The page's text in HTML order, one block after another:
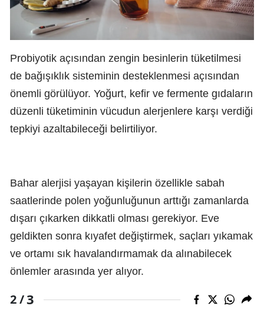
Probiyotik açısından zengin besinlerin tüketilmesi
de bağışıklık sisteminin desteklenmesi açısından
önemli görülüyor. Yoğurt, kefir ve fermente gıdaların
düzenli tüketiminin vücudun alerjenlere karşı verdiği
tepkiyi azaltabileceği belirtiliyor.
Bahar alerjisi yaşayan kişilerin özellikle sabah
saatlerinde polen yoğunluğunun arttığı zamanlarda
dışarı çıkarken dikkatli olması gerekiyor. Eve
geldikten sonra kıyafet değiştirmek, saçları yıkamak
ve ortamı sık havalandırmamak da alınabilecek
önlemler arasında yer alıyor.
2 /3